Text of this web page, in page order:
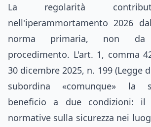
La regolarità
nell'iperammortamento 2026
norma primaria, non
procedimento. L'art. 1, comma
30 dicembre 2025, n. 199 (Legge
subordina «comunque» la
beneficio a due condizioni: il
normative sulla sicurezza nei